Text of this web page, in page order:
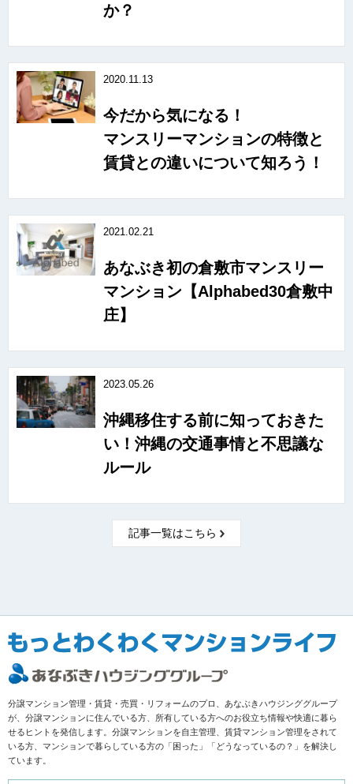
か？
2020.11.13
今だから気になる！
マンスリーマンションの特徴と
賃貸との違いについて知ろう！
2021.02.21
あなぶき初の倉敷市マンスリー
マンション【Alphabed30倉敷中
庄】
2023.05.26
沖縄移住する前に知っておきた
い！沖縄の交通事情と不思議な
ルール
記事一覧はこちら
分譲マンション管理・賃貸・売買・リフォームのプロ、あなぶきハウジンググループ
が、分譲マンションに住んでいる方、所有している方へのお役立ち情報や快適に暮ら
せるヒントを発信します。分譲マンションを自主管理、賃貸マンション管理をされて
いる方、マンションで暮らしている方の「困った」「どうなっているの？」を解決し
ています。